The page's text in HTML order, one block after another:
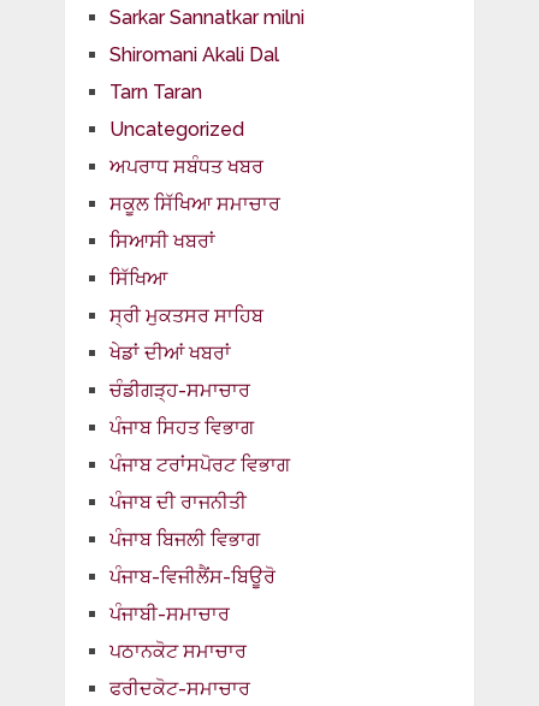
Sarkar Sannatkar milni
Shiromani Akali Dal
Tarn Taran
Uncategorized
ਅਪਰਾਧ ਸਬੰਧਤ ਖਬਰ
ਸਕੂਲ ਸਿੱਖਿਆ ਸਮਾਚਾਰ
ਸਿਆਸੀ ਖਬਰਾਂ
ਸਿੱਖਿਆ
ਸ੍ਰੀ ਮੁਕਤਸਰ ਸਾਹਿਬ
ਖੇਡਾਂ ਦੀਆਂ ਖਬਰਾਂ
ਚੰਡੀਗੜ੍ਹ-ਸਮਾਚਾਰ
ਪੰਜਾਬ ਸਿਹਤ ਵਿਭਾਗ
ਪੰਜਾਬ ਟਰਾਂਸਪੋਰਟ ਵਿਭਾਗ
ਪੰਜਾਬ ਦੀ ਰਾਜਨੀਤੀ
ਪੰਜਾਬ ਬਿਜਲੀ ਵਿਭਾਗ
ਪੰਜਾਬ-ਵਿਜੀਲੈਂਸ-ਬਿਊਰੋ
ਪੰਜਾਬੀ-ਸਮਾਚਾਰ
ਪਠਾਨਕੋਟ ਸਮਾਚਾਰ
ਫਰੀਦਕੋਟ-ਸਮਾਚਾਰ